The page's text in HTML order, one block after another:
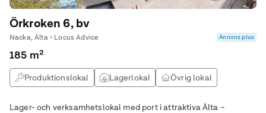
Örkroken 6, bv
Nacka, Älta • Locus Advice Annons plus
185 m²
Produktionslokal Lagerlokal Övrig lokal
Lager- och verksamhetslokal med port i attraktiva Älta –